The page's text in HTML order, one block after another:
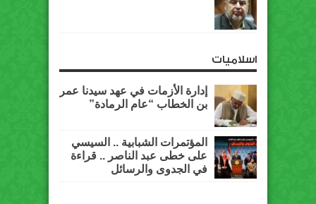
اسلاميات
إدارة الأزمات في عهد سيدنا عمر
بن الخطاب “عام الرمادة”
المؤتمرات الشبابية .. السيسي
على خطى عبد الناصر .. قراءة
في الجدوى والرسائل